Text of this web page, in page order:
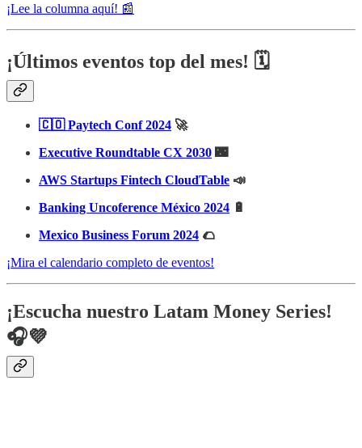
¡Lee la columna aquí! 📰
¡Últimos eventos top del mes! 🗓️
🇨🇴​ Paytech Conf 2024 🚀
Executive Roundtable CX 2030 🌃
AWS Startups Fintech CloudTable 📣
Banking Uncoference México 2024 🔋
Mexico Business Forum 2024 🌮
¡Mira el calendario completo de eventos!
¡Escucha nuestro Latam Money Series!
🎧💜